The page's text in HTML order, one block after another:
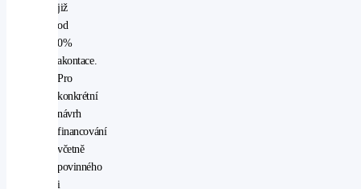
navigační
systém
palubní
počítač
posilovač
řízení
potahy
kůže
přední
světla
již
od
0%
akontace.
Pro
konkrétní
návrh
financování
včetně
povinného
i